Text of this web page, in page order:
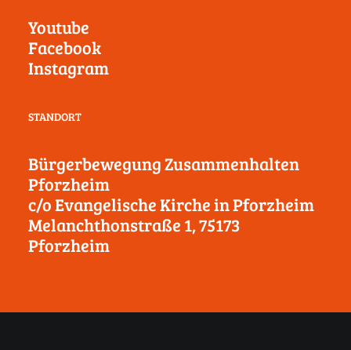
Youtube
Facebook
Instagram
STANDORT
Bürgerbewegung Zusammenhalten
Pforzheim
c/o Evangelische Kirche in Pforzheim
Melanchthonstraße 1, 75173
Pforzheim